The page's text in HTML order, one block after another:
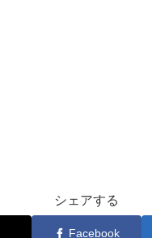
シェアする
Facebook